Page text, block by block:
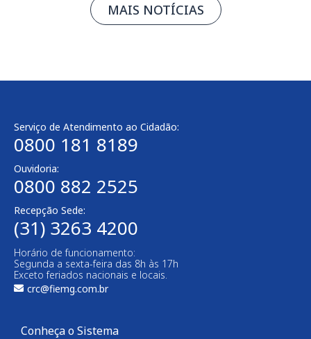
MAIS NOTÍCIAS
Serviço de Atendimento ao Cidadão:
0800 181 8189
Ouvidoria:
0800 882 2525​
Recepção Sede:
(31) 3263 4200
Horário de funcionamento:
Segunda a sexta-feira das 8h às 17h
Exceto feriados nacionais e locais.
crc@fiemg.com.br
Conheça o Sistema